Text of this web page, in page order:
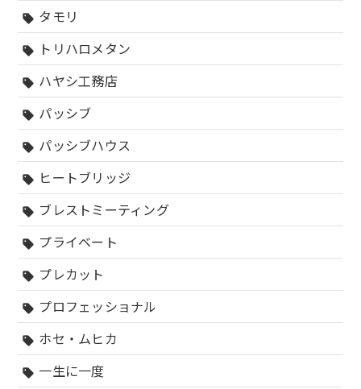
sell タモリ
sell トリハロメタン
sell ハヤシ工務店
sell パッシブ
sell パッシブハウス
sell ヒートブリッジ
sell ブレストミーティング
sell プライベート
sell プレカット
sell プロフェッショナル
sell ホセ・ムヒカ
sell 一生に一度